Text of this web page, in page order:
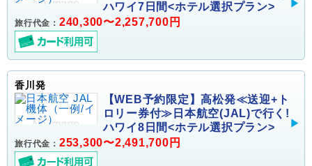
ハワイ7日間<ホテル選択プラン>
旅行代金： 240,300〜2,257,700円
香川発
【WEB予約限定】高松発≪送迎+ト
ロリー券付≫日本航空(JAL)で行く!
ハワイ8日間<ホテル選択プラン>
旅行代金： 253,300〜2,491,700円